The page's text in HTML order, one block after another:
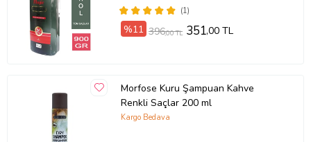
(1)
%11 396,00 TL 351,00 TL
Morfose Kuru Şampuan Kahve
Renkli Saçlar 200 ml
Kargo Bedava